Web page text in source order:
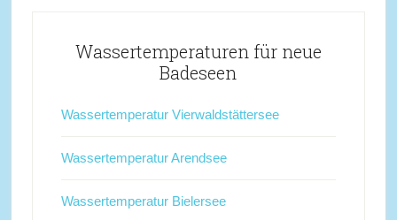
Wassertemperaturen für neue
Badeseen
Wassertemperatur Vierwaldstättersee
Wassertemperatur Arendsee
Wassertemperatur Bielersee